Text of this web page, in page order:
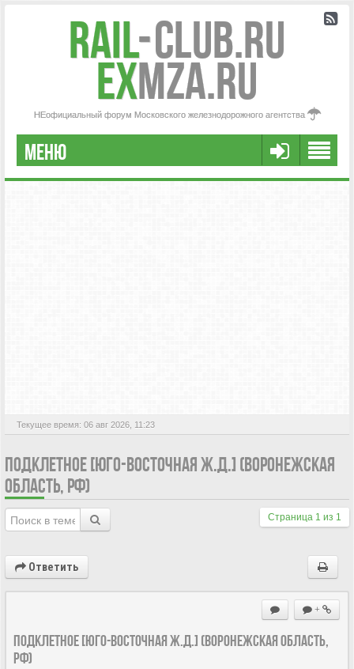
Rail-Club.RU
exMZA.RU
НЕофициальный форум Московского железнодорожного агентства
МЕНЮ
РЕГИСТРАЦИЯ
Текущее время: 06 авг 2026, 11:23
ПОДКЛЕТНОЕ [ЮГО-ВОСТОЧНАЯ Ж.Д.] (ВОРОНЕЖСКАЯ
ОБЛАСТЬ, РФ)
Страница 1 из 1
Ответить
+
Подклетное [Юго-Восточная ж.д.] (Воронежская область,
РФ)